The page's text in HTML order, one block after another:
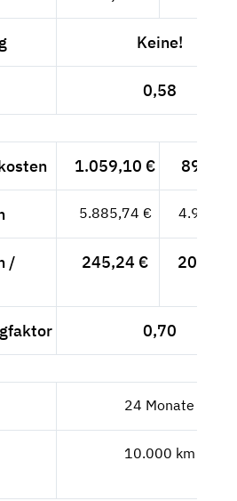
Keine!
0,58
1.059,10 € 890,--
5.885,74 € 4.946,--
/
245,24 € 206,08
0,70
24 Monate
10.000 km